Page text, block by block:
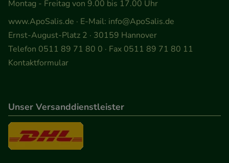
Montag - Freitag von 9.00 bis 17.00 Uhr
www.ApoSalis.de · E-Mail: info@ApoSalis.de
Ernst-August-Platz 2 · 30159 Hannover
Telefon 0511 89 71 80 0 · Fax 0511 89 71 80 11
Kontaktformular
Unser Versanddienstleister